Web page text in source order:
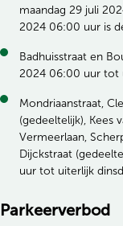
maandag 29 juli
2024 06:00 uur is
Badhuisstraat en
2024 06:00 uur tot
Mondriaanstraat,
(gedeeltelijk), Kees
Vermeerlaan,
Dijckstraat
uur tot uiterlijk
Parkeerverbod